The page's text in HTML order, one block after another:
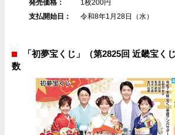
発売価格：
1枚200円
支払開始日：
令和8年1月28日（水）
「初夢宝くじ」（第2825回 近畿宝く
数